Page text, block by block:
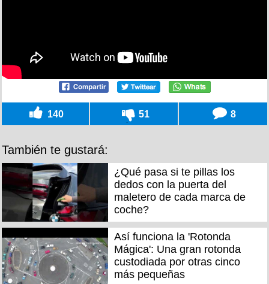
140 51 8
También te gustará:
¿Qué pasa si te pillas los
dedos con la puerta del
maletero de cada marca de
coche?
Así funciona la 'Rotonda
Mágica': Una gran rotonda
custodiada por otras cinco
más pequeñas